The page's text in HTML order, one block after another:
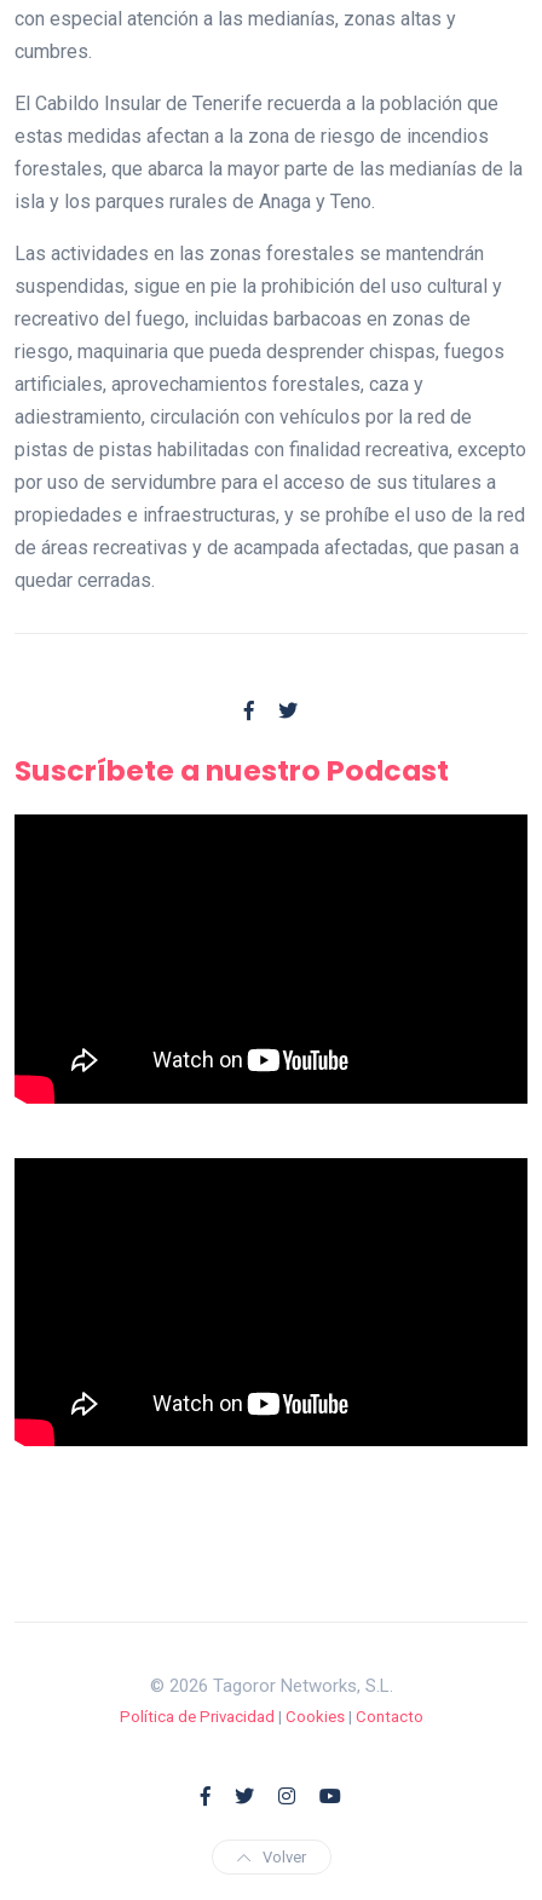
con especial atención a las medianías, zonas altas y
cumbres.
El Cabildo Insular de Tenerife recuerda a la población que
estas medidas afectan a la zona de riesgo de incendios
forestales, que abarca la mayor parte de las medianías de la
isla y los parques rurales de Anaga y Teno.
Las actividades en las zonas forestales se mantendrán
suspendidas, sigue en pie la prohibición del uso cultural y
recreativo del fuego, incluidas barbacoas en zonas de
riesgo, maquinaria que pueda desprender chispas, fuegos
artificiales, aprovechamientos forestales, caza y
adiestramiento, circulación con vehículos por la red de
pistas de pistas habilitadas con finalidad recreativa, excepto
por uso de servidumbre para el acceso de sus titulares a
propiedades e infraestructuras, y se prohíbe el uso de la red
de áreas recreativas y de acampada afectadas, que pasan a
quedar cerradas.
Suscríbete a nuestro Podcast
© 2026 Tagoror Networks, S.L.
Política de Privacidad | Cookies| Contacto
Volver